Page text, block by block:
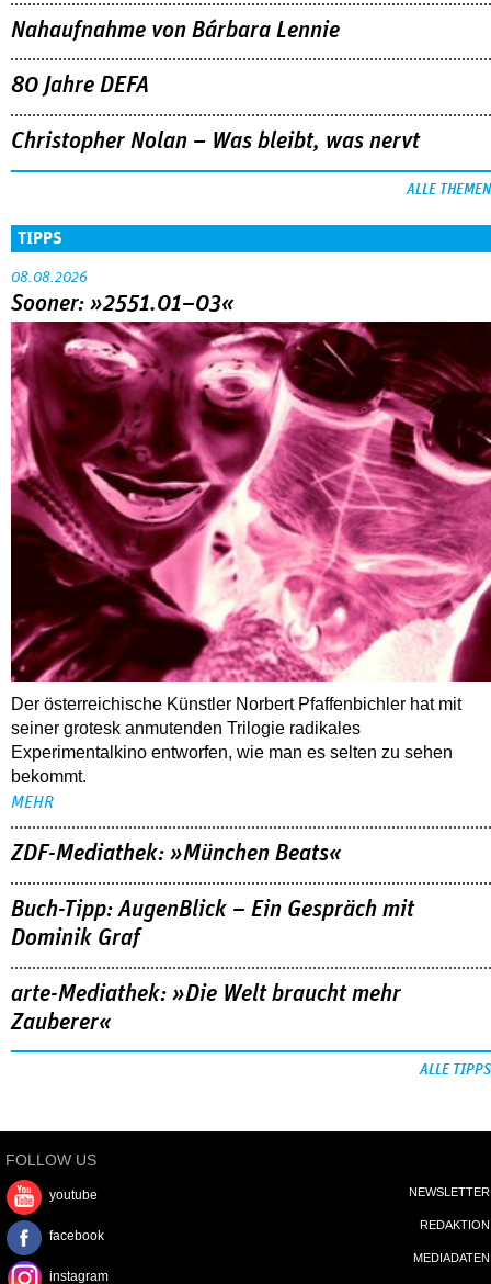
Nahaufnahme von Bárbara Lennie
80 Jahre DEFA
Christopher Nolan – Was bleibt, was nervt
ALLE THEMEN
TIPPS
08.08.2026
Sooner: »2551.01–03«
Der österreichische Künstler Norbert Pfaffenbichler hat mit
seiner grotesk anmutenden Trilogie radikales
Experimentalkino entworfen, wie man es selten zu sehen
bekommt.
MEHR
ZDF-Mediathek: »München Beats«
Buch-Tipp: AugenBlick – Ein Gespräch mit
Dominik Graf
arte-Mediathek: »Die Welt braucht mehr
Zauberer«
ALLE TIPPS
FOLLOW US
youtube
facebook
instagram
NEWSLETTER
REDAKTION
MEDIADATEN